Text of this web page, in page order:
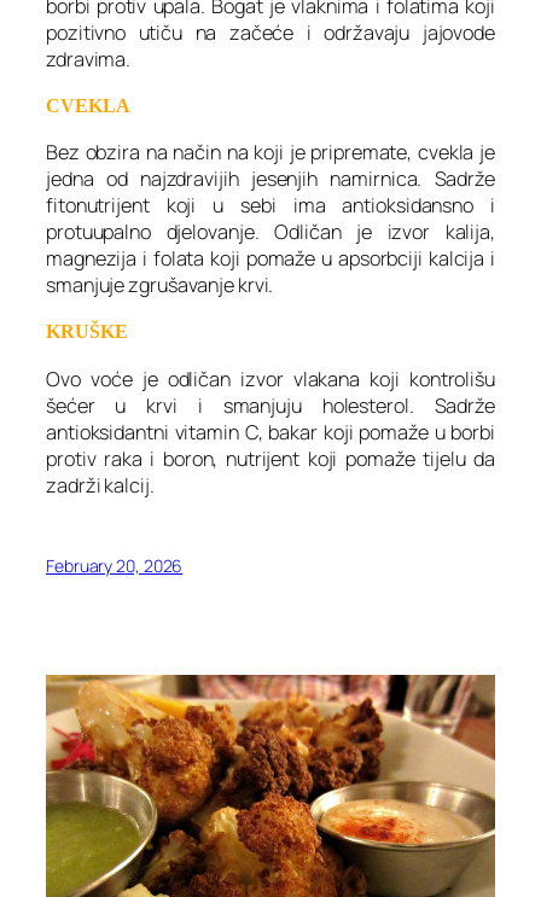
borbi protiv upala. Bogat je vlaknima i folatima koji
pozitivno utiču na začeće i održavaju jajovode
zdravima.
CVEKLA
Bez obzira na način na koji je pripremate, cvekla je
jedna od najzdravijih jesenjih namirnica. Sadrže
fitonutrijent koji u sebi ima antioksidansno i
protuupalno djelovanje. Odličan je izvor kalija,
magnezija i folata koji pomaže u apsorbciji kalcija i
smanjuje zgrušavanje krvi.
KRUŠKE
Ovo voće je odličan izvor vlakana koji kontrolišu
šećer u krvi i smanjuju holesterol. Sadrže
antioksidantni vitamin C, bakar koji pomaže u borbi
protiv raka i boron, nutrijent koji pomaže tijelu da
zadrži kalcij.
February 20, 2026